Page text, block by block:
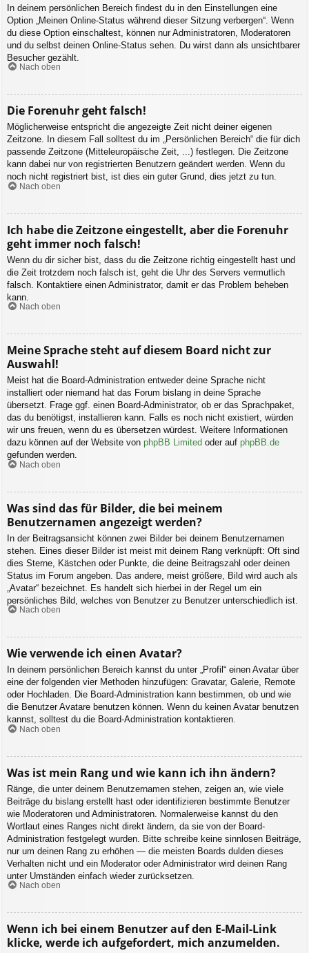
In deinem persönlichen Bereich findest du in den Einstellungen eine
Option „Meinen Online-Status während dieser Sitzung verbergen“. Wenn
du diese Option einschaltest, können nur Administratoren, Moderatoren
und du selbst deinen Online-Status sehen. Du wirst dann als unsichtbarer
Besucher gezählt.
Nach oben
Die Forenuhr geht falsch!
Möglicherweise entspricht die angezeigte Zeit nicht deiner eigenen
Zeitzone. In diesem Fall solltest du im „Persönlichen Bereich“ die für dich
passende Zeitzone (Mitteleuropäische Zeit, ...) festlegen. Die Zeitzone
kann dabei nur von registrierten Benutzern geändert werden. Wenn du
noch nicht registriert bist, ist dies ein guter Grund, dies jetzt zu tun.
Nach oben
Ich habe die Zeitzone eingestellt, aber die Forenuhr
geht immer noch falsch!
Wenn du dir sicher bist, dass du die Zeitzone richtig eingestellt hast und
die Zeit trotzdem noch falsch ist, geht die Uhr des Servers vermutlich
falsch. Kontaktiere einen Administrator, damit er das Problem beheben
kann.
Nach oben
Meine Sprache steht auf diesem Board nicht zur
Auswahl!
Meist hat die Board-Administration entweder deine Sprache nicht
installiert oder niemand hat das Forum bislang in deine Sprache
übersetzt. Frage ggf. einen Board-Administrator, ob er das Sprachpaket,
das du benötigst, installieren kann. Falls es noch nicht existiert, würden
wir uns freuen, wenn du es übersetzen würdest. Weitere Informationen
dazu können auf der Website von phpBB Limited oder auf phpBB.de
gefunden werden.
Nach oben
Was sind das für Bilder, die bei meinem
Benutzernamen angezeigt werden?
In der Beitragsansicht können zwei Bilder bei deinem Benutzernamen
stehen. Eines dieser Bilder ist meist mit deinem Rang verknüpft: Oft sind
dies Sterne, Kästchen oder Punkte, die deine Beitragszahl oder deinen
Status im Forum angeben. Das andere, meist größere, Bild wird auch als
„Avatar“ bezeichnet. Es handelt sich hierbei in der Regel um ein
persönliches Bild, welches von Benutzer zu Benutzer unterschiedlich ist.
Nach oben
Wie verwende ich einen Avatar?
In deinem persönlichen Bereich kannst du unter „Profil“ einen Avatar über
eine der folgenden vier Methoden hinzufügen: Gravatar, Galerie, Remote
oder Hochladen. Die Board-Administration kann bestimmen, ob und wie
die Benutzer Avatare benutzen können. Wenn du keinen Avatar benutzen
kannst, solltest du die Board-Administration kontaktieren.
Nach oben
Was ist mein Rang und wie kann ich ihn ändern?
Ränge, die unter deinem Benutzernamen stehen, zeigen an, wie viele
Beiträge du bislang erstellt hast oder identifizieren bestimmte Benutzer
wie Moderatoren und Administratoren. Normalerweise kannst du den
Wortlaut eines Ranges nicht direkt ändern, da sie von der Board-
Administration festgelegt wurden. Bitte schreibe keine sinnlosen Beiträge,
nur um deinen Rang zu erhöhen — die meisten Boards dulden dieses
Verhalten nicht und ein Moderator oder Administrator wird deinen Rang
unter Umständen einfach wieder zurücksetzen.
Nach oben
Wenn ich bei einem Benutzer auf den E-Mail-Link
klicke, werde ich aufgefordert, mich anzumelden.